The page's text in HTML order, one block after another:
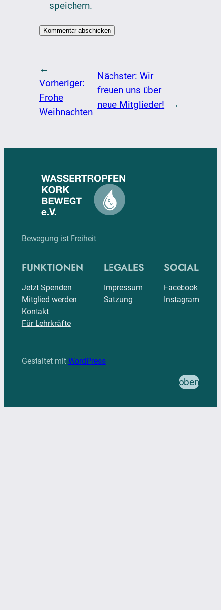
speichern.
←
Vorheriger:
Frohe
Weihnachten
Nächster:Wir
freuen uns über
neue Mitglieder!
→
Bewegung ist Freiheit
FUNKTIONEN
Jetzt Spenden
Mitglied werden
Kontakt
Für Lehrkräfte
LEGALES
Impressum
Satzung
SOCIAL
Facebook
Instagram
Gestaltet mit WordPress
oben